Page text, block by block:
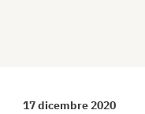
17 dicembre 2020